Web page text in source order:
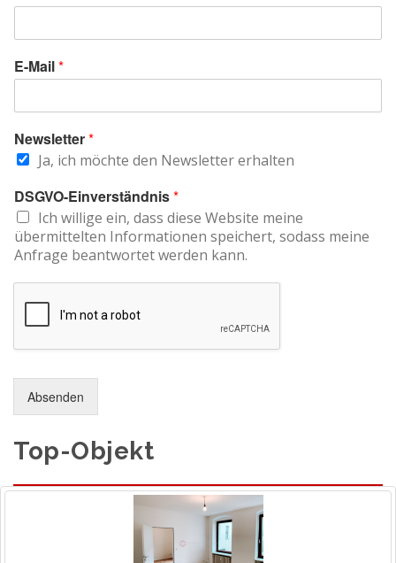
E-Mail*
Newsletter*
Ja, ich möchte den Newsletter erhalten
DSGVO-Einverständnis*
Ich willige ein, dass diese Website meine
übermittelten Informationen speichert, sodass meine
Anfrage beantwortet werden kann.
Absenden
Top-Objekt